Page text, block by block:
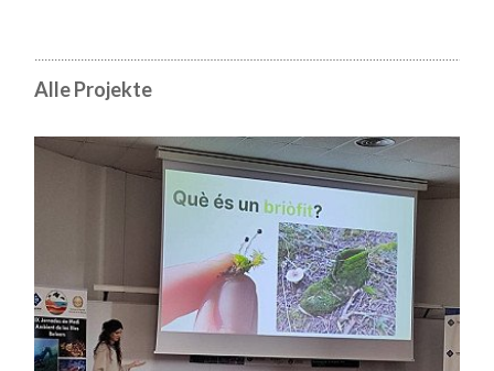
Alle Projekte